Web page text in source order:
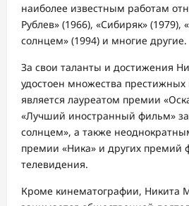
наиболее известным работам
Рублев» (1966), «Сибиряк» (1979),
солнцем» (1994) и многие другие.
За свои таланты и достижения
удостоен множества
является лауреатом премии
«Лучший иностранный фильм»
солнцем», а также
премии «Ника» и других премий
телевидения.
Кроме кинематографии, Никита